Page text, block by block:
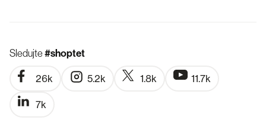
Sledujte#shoptet
26k 5.2k 1.8k 11.7k
7k